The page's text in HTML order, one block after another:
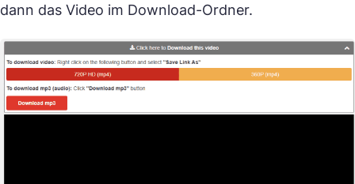
dann das Video im Download-Ordner.